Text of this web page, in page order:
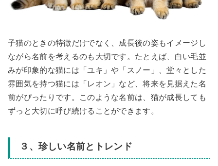
子猫のときの特徴だけでなく、成長後の姿もイメージし
ながら名前を考えるのも大切です。たとえば、白い毛並
みが印象的な猫には「ユキ」や「スノー」、堂々とした
雰囲気を持つ猫には「レオン」など、将来を見据えた名
前がぴったりです。このような名前は、猫が成長しても
ずっと大切に呼び続けることができます。
３、珍しい名前とトレンド